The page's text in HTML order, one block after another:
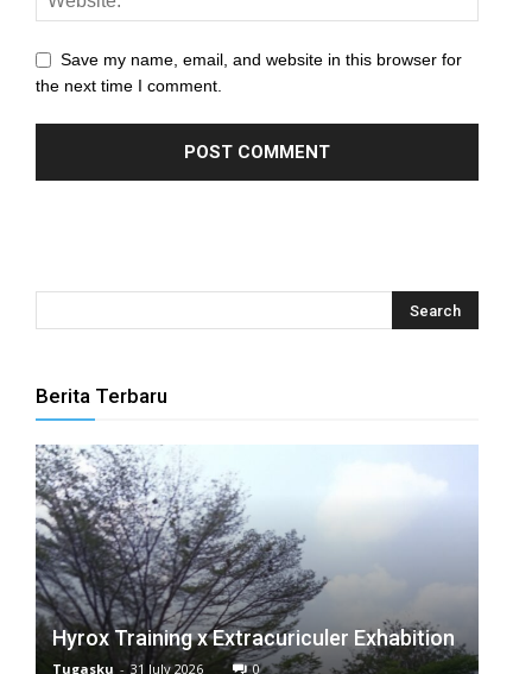
Save my name, email, and website in this browser for
the next time I comment.
Berita Terbaru
Hyrox Training x Extracuriculer Exhabition
Tugasku - 31 July 2026 0